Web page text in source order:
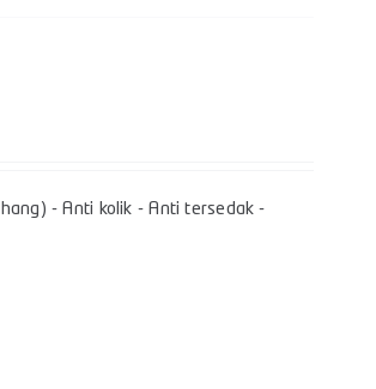
- Anti kolik - Anti tersedak -